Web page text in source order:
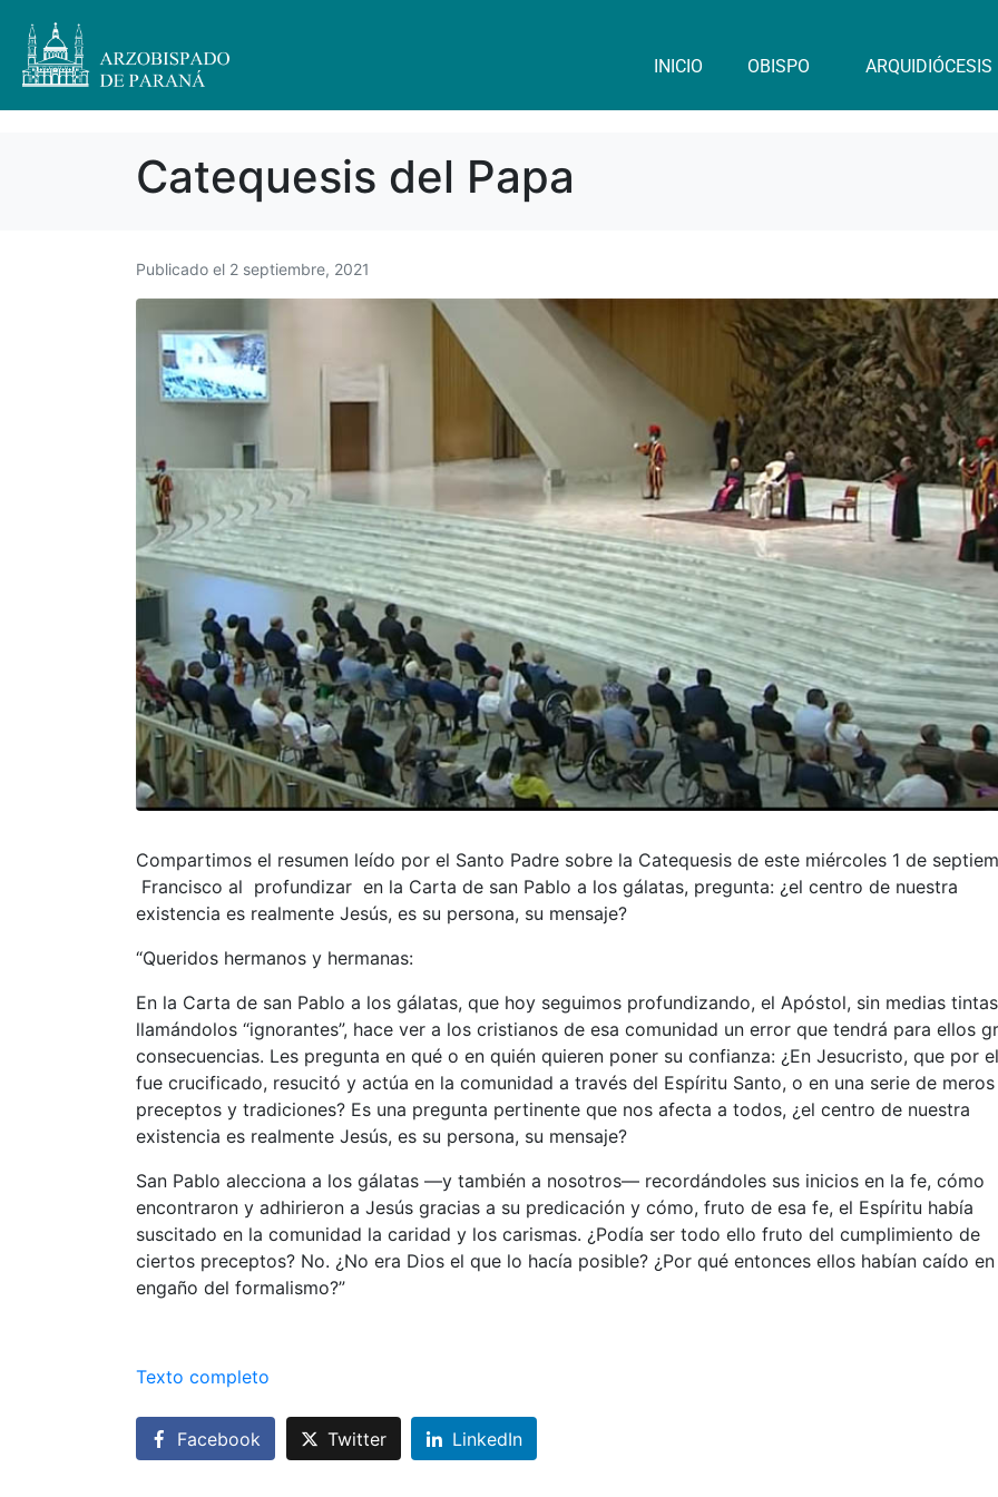
INICIO OBISPO ARQUIDIÓCESIS
Catequesis del Papa
Publicado el 2 septiembre, 2021
Compartimos el resumen leído por el Santo Padre sobre la Catequesis de este miércoles 1 de
Francisco al profundizar en la Carta de san Pablo a los gálatas, pregunta: ¿el centro de nuestra
existencia es realmente Jesús, es su persona, su mensaje?
“Queridos hermanos y hermanas:
En la Carta de san Pablo a los gálatas, que hoy seguimos profundizando, el Apóstol, sin medias
llamándolos “ignorantes”, hace ver a los cristianos de esa comunidad un error que tendrá para ellos
consecuencias. Les pregunta en qué o en quién quieren poner su confianza: ¿En Jesucristo, que por
fue crucificado, resucitó y actúa en la comunidad a través del Espíritu Santo, o en una serie de meros
preceptos y tradiciones? Es una pregunta pertinente que nos afecta a todos, ¿el centro de nuestra
existencia es realmente Jesús, es su persona, su mensaje?
San Pablo alecciona a los gálatas —y también a nosotros— recordándoles sus inicios en la fe, cómo
encontraron y adhirieron a Jesús gracias a su predicación y cómo, fruto de esa fe, el Espíritu había
suscitado en la comunidad la caridad y los carismas. ¿Podía ser todo ello fruto del cumplimiento de
ciertos preceptos? No. ¿No era Dios el que lo hacía posible? ¿Por qué entonces ellos habían caído
engaño del formalismo?”
Texto completo
Facebook Twitter LinkedIn